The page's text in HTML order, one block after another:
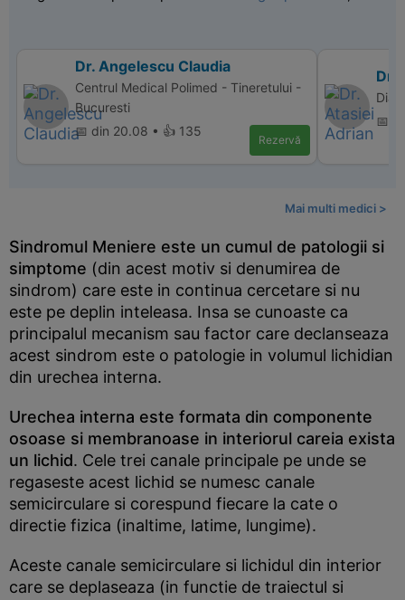
Dr. Angelescu Claudia
Centrul Medical Polimed - Tineretului -
Bucuresti
📅 din 20.08 • 👍 135
Rezervă
Dr.
📅
Mai multi medici >
Sindromul Meniere este un cumul de patologii si
simptome (din acest motiv si denumirea de
sindrom) care este in continua cercetare si nu
este pe deplin inteleasa. Insa se cunoaste ca
principalul mecanism sau factor care declanseaza
acest sindrom este o patologie in volumul lichidian
din urechea interna.
Urechea interna este formata din componente
osoase si membranoase in interiorul careia exista
un lichid. Cele trei canale principale pe unde se
regaseste acest lichid se numesc canale
semicirculare si corespund fiecare la cate o
directie fizica (inaltime, latime, lungime).
Aceste canale semicirculare si lichidul din interior
care se deplaseaza (in functie de traiectul si